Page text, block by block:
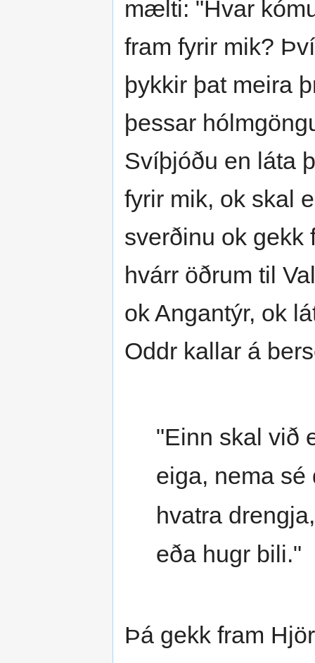
mælti: "Hvar
fram fyrir mik?
þykkir þat meira
þessar
Svíþjóðu en láta
fyrir mik, ok skal
sverðinu ok gekk
hvárr öðrum til
ok Angantýr, ok
Oddr kallar á
"Einn skal við
eiga, nema sé
hvatra drengja,
eða hugr bili."
Þá gekk fram